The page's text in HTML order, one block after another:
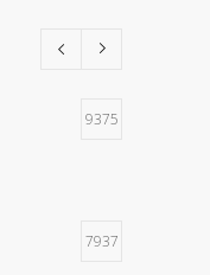
9375
7937